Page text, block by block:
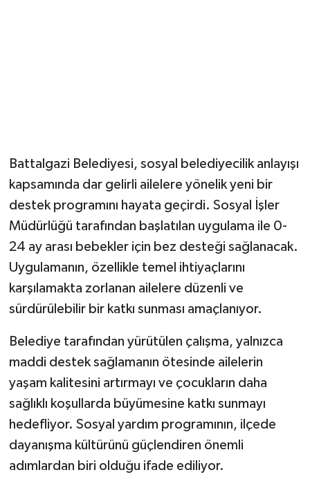
Battalgazi Belediyesi, sosyal belediyecilik anlayışı
kapsamında dar gelirli ailelere yönelik yeni bir
destek programını hayata geçirdi. Sosyal İşler
Müdürlüğü tarafından başlatılan uygulama ile 0-
24 ay arası bebekler için bez desteği sağlanacak.
Uygulamanın, özellikle temel ihtiyaçlarını
karşılamakta zorlanan ailelere düzenli ve
sürdürülebilir bir katkı sunması amaçlanıyor.
Belediye tarafından yürütülen çalışma, yalnızca
maddi destek sağlamanın ötesinde ailelerin
yaşam kalitesini artırmayı ve çocukların daha
sağlıklı koşullarda büyümesine katkı sunmayı
hedefliyor. Sosyal yardım programının, ilçede
dayanışma kültürünü güçlendiren önemli
adımlardan biri olduğu ifade ediliyor.